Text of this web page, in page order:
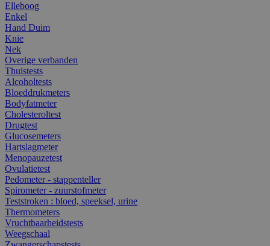
Elleboog
Enkel
Hand Duim
Knie
Nek
Overige verbanden
Thuistests
Alcoholtests
Bloeddrukmeters
Bodyfatmeter
Cholesteroltest
Drugtest
Glucosemeters
Hartslagmeter
Menopauzetest
Ovulatietest
Pedometer - stappenteller
Spirometer - zuurstofmeter
Teststroken : bloed, speeksel, urine
Thermometers
Vruchtbaarheidstests
Weegschaal